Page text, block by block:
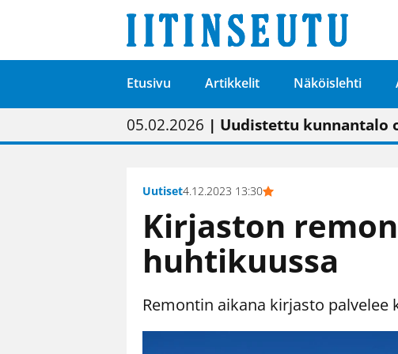
Etusivu Artikkelit Näköislehti
01.02.2026 | Painon vaihtumisen
05.02.2026 | Uudistettu kunnantalo
23.04.2026 | “Olemme
09.05.2026| "Maalla on totuttu
Uutiset4.12.2023 13:30
Kirjaston
huhtikuussa
Remontin aikana kirjasto palvelee